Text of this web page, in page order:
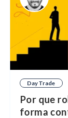
Day Trade
Por que
forma